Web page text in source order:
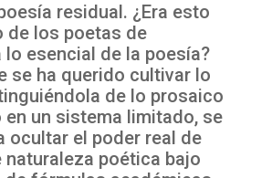
residual. ¿Era esto
de los poetas de
lo esencial de la poesía?
se ha querido cultivar lo
de lo prosaico
un sistema limitado, se
ocultar el poder real de
naturaleza poética bajo